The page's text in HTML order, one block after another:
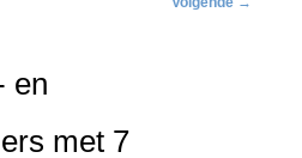
en
met 7